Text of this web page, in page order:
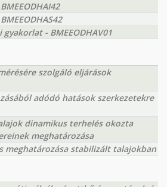
- BMEEODHAV01
szolgáló eljárások
adódó hatások szerkezetekre
dinamikus terhelés okozta
meghatározása
meghatározása stabilizált talajokban